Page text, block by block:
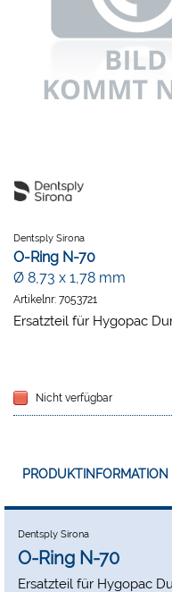
Dentsply Sirona
O-Ring N-70
Ø 8,73 x 1,78 mm
Artikelnr: 7053721
Ersatzteil für Hygopac
Nicht verfügbar
PRODUKTINFORMATION
Dentsply Sirona
O-Ring N-70
Ersatzteil für Hygopac